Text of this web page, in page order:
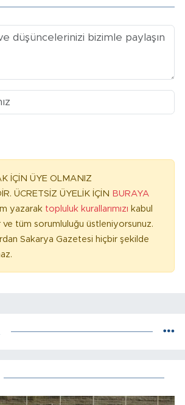
İÇİN ÜYE OLMANIZ
ÜCRETSİZ ÜYELİK İÇİN BURAYA
yazarak topluluk kurallarımızı kabul
tüm sorumluluğu üstleniyorsunuz.
Sakarya Gazetesi hiçbir şekilde